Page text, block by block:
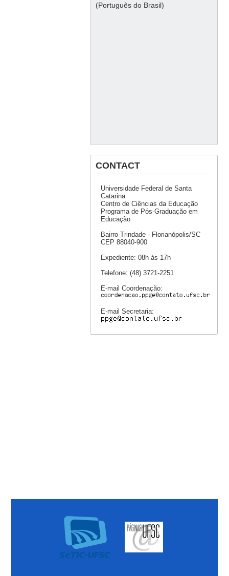
(Português do Brasil)
CONTACT
Universidade Federal de Santa
Catarina
Centro de Ciências da Educação
Programa de Pós-Graduação em
Educação
Bairro Trindade - Florianópolis/SC
CEP 88040-900
Expediente: 08h às 17h
Telefone: (48) 3721-2251
E-mail Coordenação:
E-mail Secretaria: